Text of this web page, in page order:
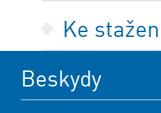
Ke
Beskydy